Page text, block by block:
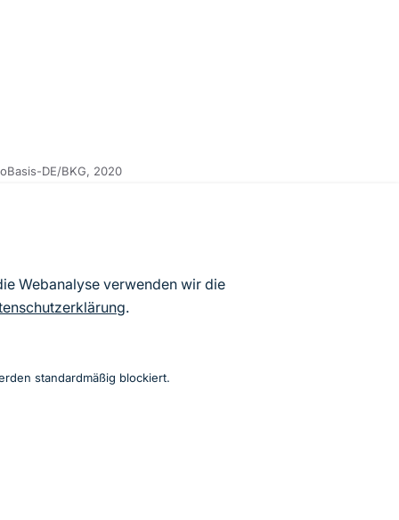
Webanalyse verwenden wir die
.
standardmäßig blockiert.
DE/BKG, 2020